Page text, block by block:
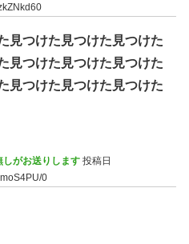
見つけた見つけた見つけた
見つけた見つけた見つけた
見つけた見つけた見つけた
がお送りします 投稿日
0